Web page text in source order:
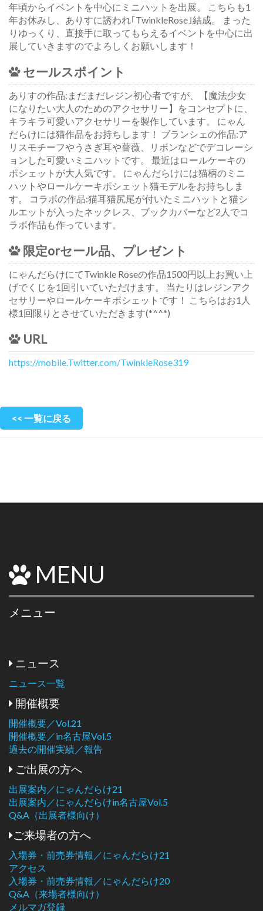
年頃からイベントを中心にミニハットを出展。 こちらも1
年お休みし、ありすに誘われ｢TwinkleRose｣結成。 まった
りゆっくり、直接手に取ってもらえるイベントを中心に出
展していきますのでよろしくお願いします！
セールスポイント
ありすの作品:まだまだレジン初心者ですが、【魔法少女
になりたい大人のためのアクセサリー】をコンセプトに、
キラキラ可愛いアクセサリーを製作しています。 にゃん
だらけには猫作品をお持ちします！ ブランシェの作品:ア
リスモチーフやうさぎ耳や薔薇、リボンなどでデコレーシ
ョンした可愛いミニハットです。 最近はロールケーキの
ポシェットが大人気です。 にゃんだらけには猫柄のミニ
ハットやロールケーキポシェット猫モデルをお持ちしま
す。 コラボの作品:猫耳猫尻尾が付いたミニハットと猫シ
ルエットが入ったネックレス、ブックカバーなど2人でコ
ラボ作品も作っています。
限定orセール品、プレゼント
にゃんだらけにてTwinkle Roseの作品1500円以上お買い上
げでくじを1回引いていただけます。 当たりはレジンアク
セサリーやロールケーキポシェットです！ こちらはお1人
様1回限りとさせていただきます(*^^*)
URL
https://mobile.Twitter.com/TwinkleRose319
<< 一覧に戻る
MENU
メニュー
ニュース
ニュース一覧
開催概要
開催概要／Vol.21
開催概要／in名古屋Vol.5
過去の開催実績／報告
ご出展の方へ
出展案内／にゃんだらけ21
出展案内／にゃんだらけin名古屋Vol.5
Q&A（出展者様向け）
ご来場者の方へ
入場券・前売券情報／にゃんだらけ21
アクセス
入場券・前売券情報／にゃんだらけ20
Q&A（来場者様向け）
メルマガ登録